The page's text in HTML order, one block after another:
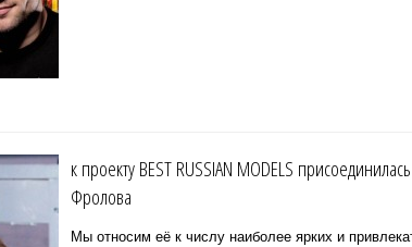
к проекту BEST RUSSIAN MODELS
Фролова
Мы относим её к числу наиболее ярких и